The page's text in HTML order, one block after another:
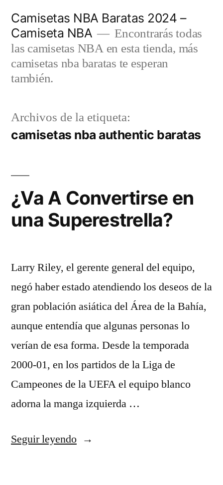
contenido
Camisetas NBA Baratas 2024 –
Camiseta NBA
Encontrarás todas
las camisetas NBA en esta tienda, más
camisetas nba baratas te esperan
también.
Archivos de la etiqueta:
camisetas nba authentic baratas
¿Va A Convertirse en
una Superestrella?
Larry Riley, el gerente general del equipo,
negó haber estado atendiendo los deseos de la
gran población asiática del Área de la Bahía,
aunque entendía que algunas personas lo
verían de esa forma. Desde la temporada
2000-01, en los partidos de la Liga de
Campeones de la UEFA el equipo blanco
adorna la manga izquierda …
Seguir leyendo«¿Va